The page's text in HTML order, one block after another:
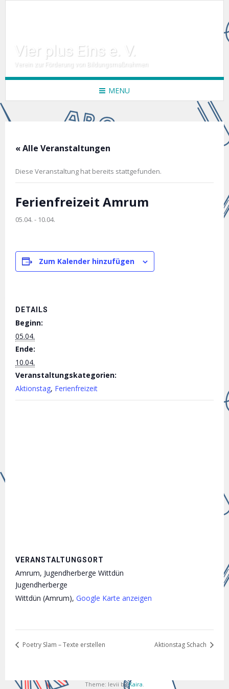
Vier plus Eins e. V.
Verein zur Förderung von Bildungsmaßnahmen
MENU
« Alle Veranstaltungen
Diese Veranstaltung hat bereits stattgefunden.
Ferienfreizeit Amrum
05.04. - 10.04.
Zum Kalender hinzufügen
DETAILS
Beginn:
05.04.
Ende:
10.04.
Veranstaltungskategorien:
Aktionstag, Ferienfreizeit
VERANSTALTUNGSORT
Amrum, Jugendherberge Wittdün
Jugendherberge
Wittdün (Amrum), Google Karte anzeigen
Poetry Slam – Texte erstellen Aktionstag Schach
Theme: levii byKaira.